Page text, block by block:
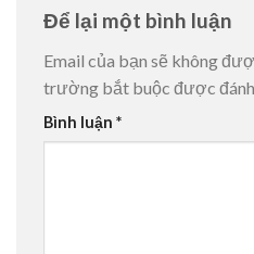
Để lại một bình luận
Email của bạn sẽ không
trường bắt buộc được
Bình luận *